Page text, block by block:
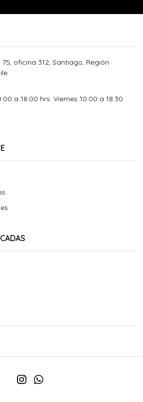
oficina 312, Santiago, Región
a 18:00 hrs. Viernes 10:00 a 18:30